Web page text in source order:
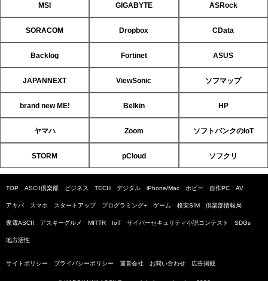
MSI GIGABYTE ASRock
SORACOM Dropbox CData
Backlog Fortinet ASUS
JAPANNEXT ViewSonic ソフマップ
brand new ME! Belkin HP
ヤマハ Zoom ソフトバンクのIoT
STORM pCloud ソフクリ
TOP ASCII倶楽部 ビジネス TECH デジタル iPhone/Mac ホビー 自作PC AV
アキバ スマホ スタートアップ プログラミング+ ゲーム 格安SIM 倶楽部情報局
家電ASCII アスキーグルメ MITTR IoT サイバーセキュリティ小説コンテスト SDGs
地方活性
サイトポリシー プライバシーポリシー 運営会社 お問い合わせ 広告掲載